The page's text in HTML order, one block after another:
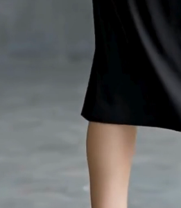
Yorum Yaz
renkleriyle dikkat çekici bir parçadır.